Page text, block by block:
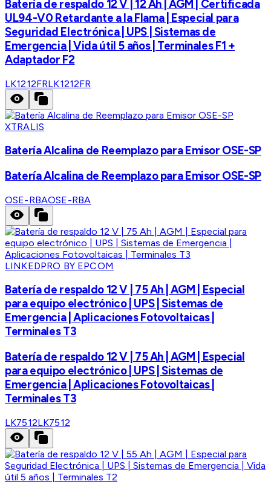
Batería de respaldo 12 V | 12 Ah | AGM | Certificada
UL94-V0 Retardante a la Flama | Especial para
Seguridad Electrónica | UPS | Sistemas de
Emergencia | Vida útil 5 años | Terminales F1 +
Adaptador F2
LK1212FRLK1212FR
XTRALIS
Batería Alcalina de Reemplazo para Emisor OSE-SP
Batería Alcalina de Reemplazo para Emisor OSE-SP
OSE-RBAOSE-RBA
LINKEDPRO BY EPCOM
Batería de respaldo 12 V | 75 Ah | AGM | Especial
para equipo electrónico | UPS | Sistemas de
Emergencia | Aplicaciones Fotovoltaicas |
Terminales T3
Batería de respaldo 12 V | 75 Ah | AGM | Especial
para equipo electrónico | UPS | Sistemas de
Emergencia | Aplicaciones Fotovoltaicas |
Terminales T3
LK7512LK7512